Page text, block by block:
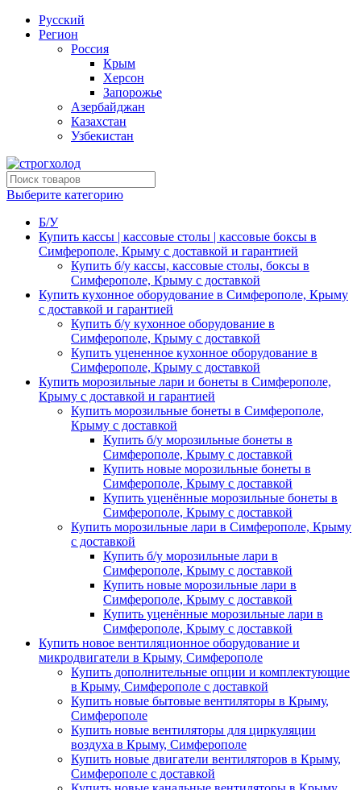
Русский
Регион
Россия
Крым
Херсон
Запорожье
Азербайджан
Казахстан
Узбекистан
Выберите категорию
Б/У
Купить кассы | кассовые столы | кассовые боксы в
Симферополе, Крыму с доставкой и гарантией
Купить б/у кассы, кассовые столы, боксы в
Симферополе, Крыму с доставкой
Купить кухонное оборудование в Симферополе, Крыму
с доставкой и гарантией
Купить б/у кухонное оборудование в
Симферополе, Крыму с доставкой
Купить уцененное кухонное оборудование в
Симферополе, Крыму с доставкой
Купить морозильные лари и бонеты в Симферополе,
Крыму с доставкой и гарантией
Купить морозильные бонеты в Симферополе,
Крыму с доставкой
Купить б/у морозильные бонеты в
Симферополе, Крыму с доставкой
Купить новые морозильные бонеты в
Симферополе, Крыму с доставкой
Купить уценённые морозильные бонеты в
Симферополе, Крыму с доставкой
Купить морозильные лари в Симферополе, Крыму
с доставкой
Купить б/у морозильные лари в
Симферополе, Крыму с доставкой
Купить новые морозильные лари в
Симферополе, Крыму с доставкой
Купить уценённые морозильные лари в
Симферополе, Крыму с доставкой
Купить новое вентиляционное оборудование и
микродвигатели в Крыму, Симферополе
Купить дополнительные опции и комплектующие
в Крыму, Симферополе с доставкой
Купить новые бытовые вентиляторы в Крыму,
Симферополе
Купить новые вентиляторы для циркуляции
воздуха в Крыму, Симферополе
Купить новые двигатели вентиляторов в Крыму,
Симферополе с доставкой